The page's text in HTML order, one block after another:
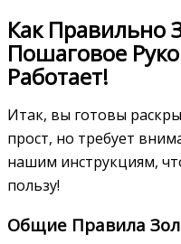
Как Правильно
Пошаговое
Работает!
Итак, вы готовы
прост, но требует
нашим инструкциям,
пользу!
Общие Правила